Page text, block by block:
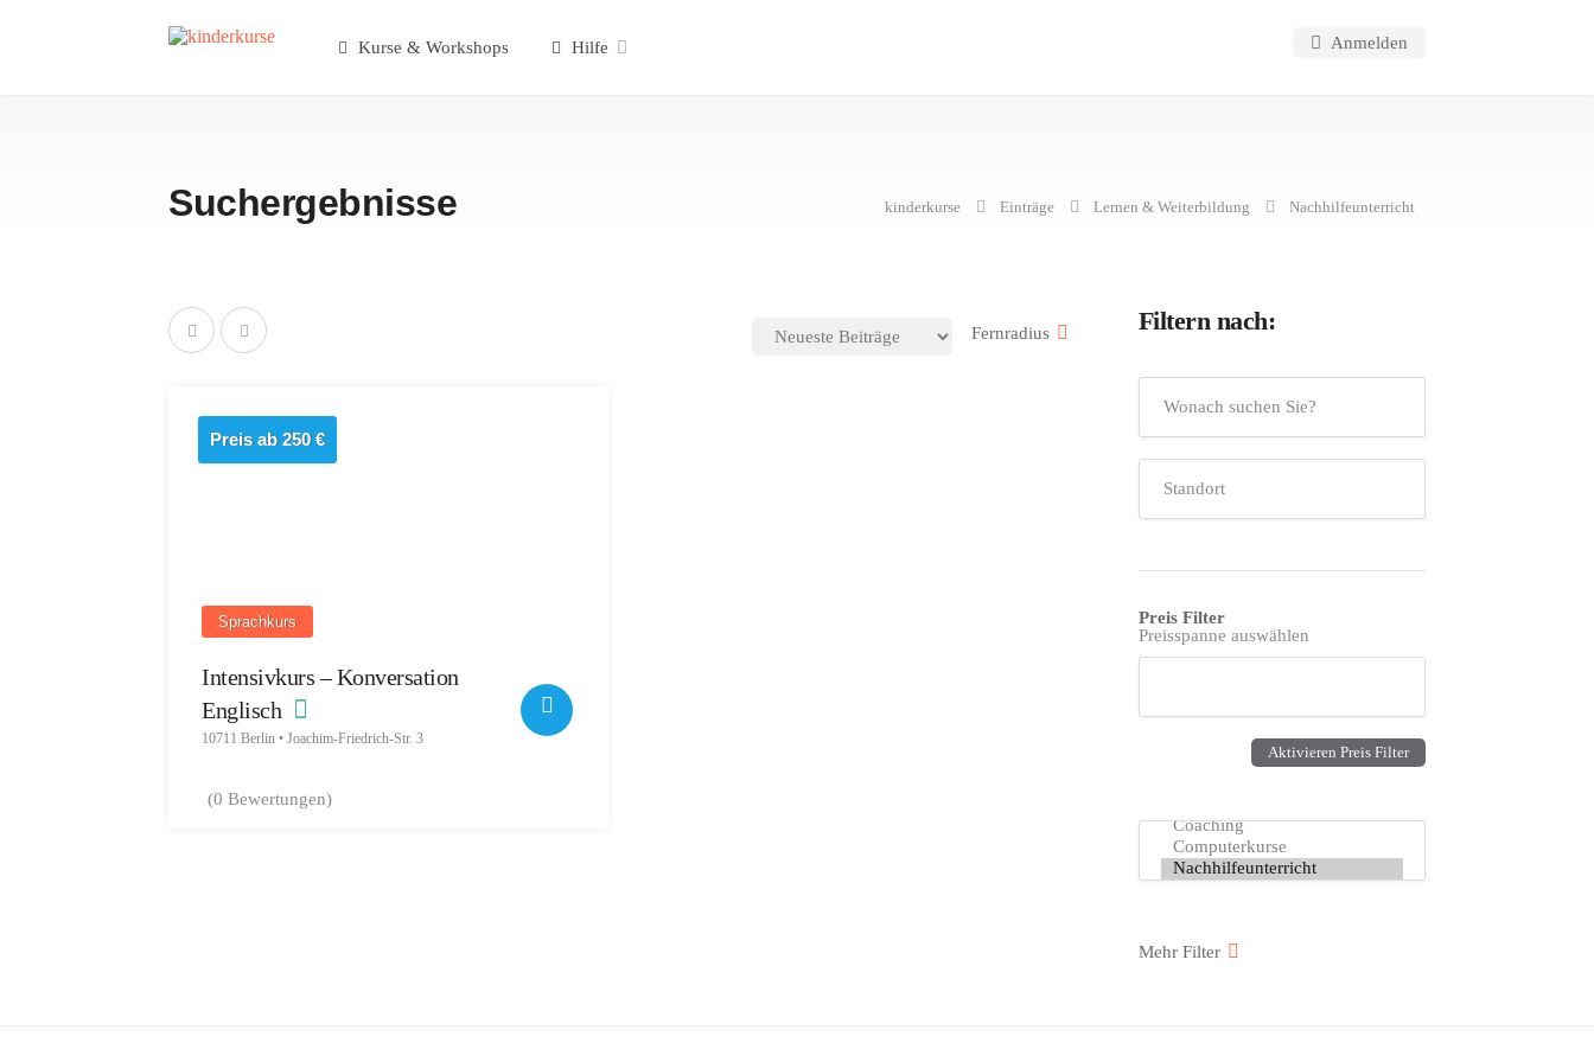
Kurse & Workshops Hilfe Anmelden
Suchergebnisse kinderkurse Einträge Lernen & Weiterbildung Nachhilfeunterricht
Fernradius
Preis ab 250 €
Sprachkurs
Intensivkurs – Konversation
Englisch
10711 Berlin • Joachim-Friedrich-Str. 3
(0 Bewertungen)
Filtern nach:
Preis Filter
Preisspanne auswählen
Aktivieren Preis Filter